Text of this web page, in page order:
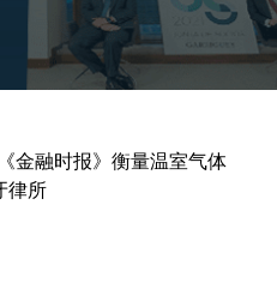
金融时报》衡量温室气体
律所